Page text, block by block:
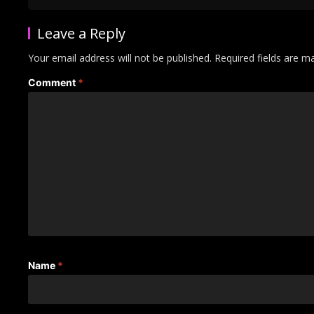
Leave a Reply
Your email address will not be published. Required fields are
Comment *
Name *